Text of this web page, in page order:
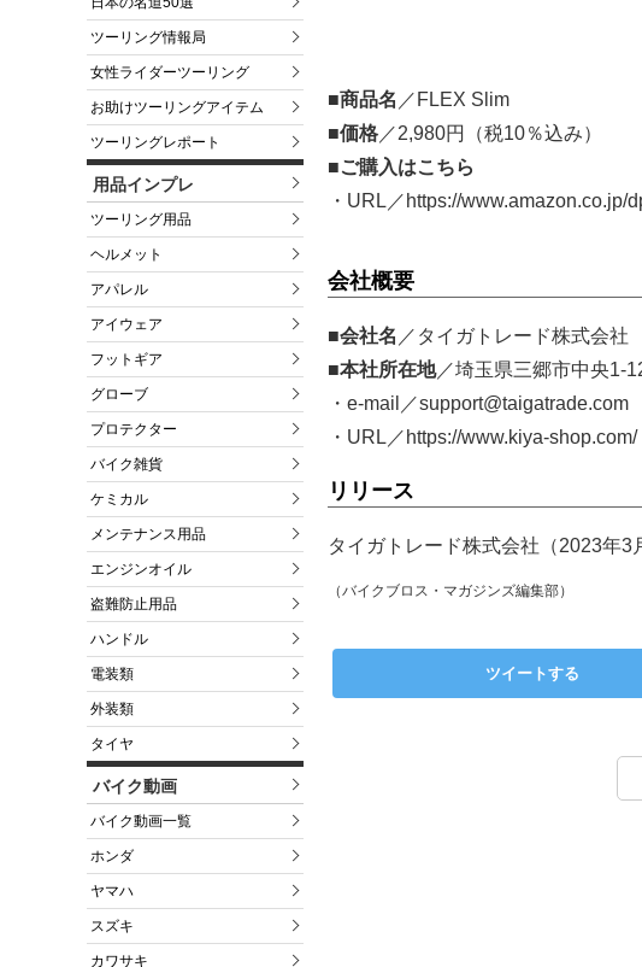
ツーリング情報局
女性ライダーツーリング
お助けツーリングアイテム
ツーリングレポート
用品インプレ
ツーリング用品
ヘルメット
アパレル
アイウェア
フットギア
グローブ
プロテクター
バイク雑貨
ケミカル
メンテナンス用品
エンジンオイル
盗難防止用品
ハンドル
電装類
外装類
タイヤ
バイク動画
バイク動画一覧
ホンダ
ヤマハ
スズキ
カワサキ
■商品名 ／FLEX Slim
■価格 ／2,980円（税10％込み）
■ご購入はこちら
・URL／https://www.amazon.co.jp/
会社概要
■会社名 ／タイガトレード株式会社
■本社所在地／埼玉県三郷市中央1-
・e-mail／support@taigatrade.com
・URL／https://www.kiya-shop.com/
リリース
タイガトレード株式会社（2023年3
（バイクブロス・マガジンズ編集部）
ツイートする